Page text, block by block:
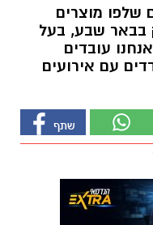
שלפו מוצרים
דלק בבאר שבע, בעל
עובדים
עם אירועים